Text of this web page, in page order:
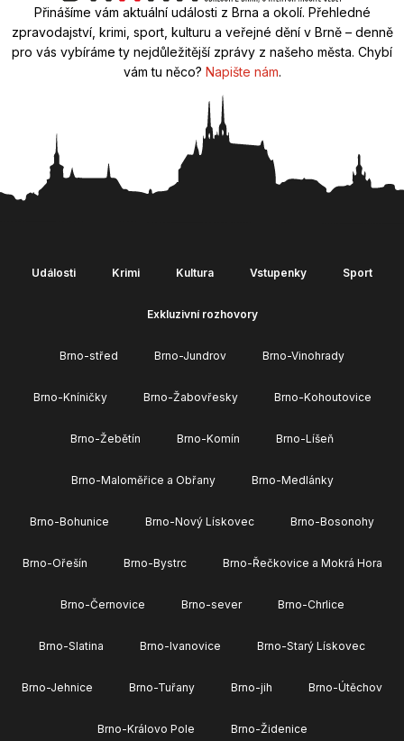
Přinášíme vám aktuální události z Brna a okolí. Přehledné
zpravodajství, krimi, sport, kulturu a veřejné dění v Brně – denně
pro vás vybíráme ty nejdůležitější zprávy z našeho města. Chybí
vám tu něco? Napište nám.
Události Krimi Kultura Vstupenky Sport
Exkluzivní rozhovory
Brno-střed Brno-Jundrov Brno-Vinohrady
Brno-Kníničky Brno-Žabovřesky Brno-Kohoutovice
Brno-Žebětín Brno-Komín Brno-Líšeň
Brno-Maloměřice a Obřany Brno-Medlánky
Brno-Bohunice Brno-Nový Lískovec Brno-Bosonohy
Brno-Ořešín Brno-Bystrc Brno-Řečkovice a Mokrá Hora
Brno-Černovice Brno-sever Brno-Chrlice
Brno-Slatina Brno-Ivanovice Brno-Starý Lískovec
Brno-Jehnice Brno-Tuřany Brno-jih Brno-Útěchov
Brno-Královo Pole Brno-Židenice